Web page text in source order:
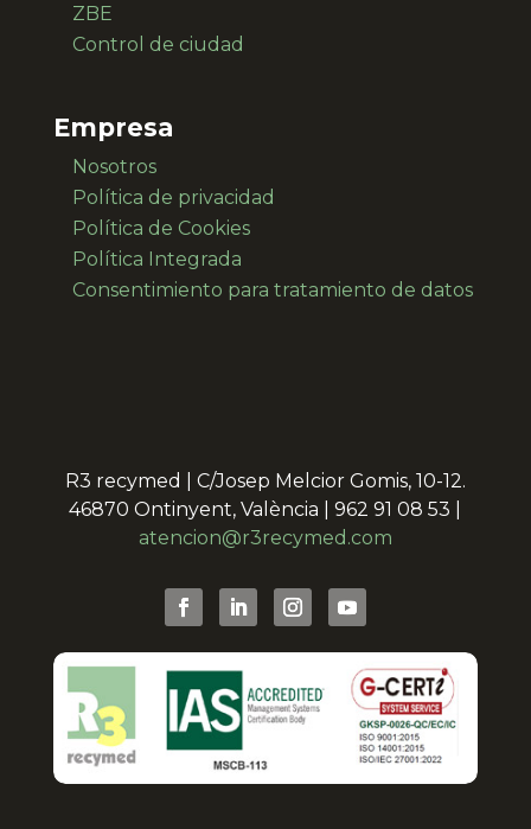
ZBE
Control de ciudad
Empresa
Nosotros
Política de privacidad
Política de Cookies
Política Integrada
Consentimiento para tratamiento de datos
R3 recymed | C/Josep Melcior Gomis, 10-12.
46870 Ontinyent, València | 962 91 08 53 |
atencion@r3recymed.com